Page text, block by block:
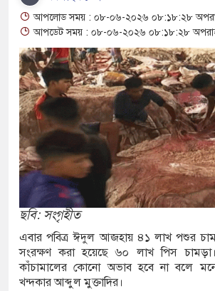
পর ব্যাটেই জবাব, অস্ট্রেলিয়ার বিপক্ষে
ক্রীড়াবিদদের জন্য আন্তর্জাতিক মানের জাতীয়
আয়োজন করবে সরকার
সিদ্ধান্তের বার্তা রিয়ালের, চুক্তি নবায়নে জোর
লোকশিল্পী স্বাগত দে আর নেই, শোকের ছায়া
বাংলাদেশিদের সতর্ক করল ঢাকাস্থ ভারতীয়
আপলোড সময় : ০৮-০৬-২০২৬ ০৮:১৮:২৮
আপডেট সময় : ০৮-০৬-২০২৬ ০৮:১৮:২৮
ছবি: সংগৃহীত
এবার পবিত্র ঈদুল আজহায় ৪১ লাখ পশুর
সংরক্ষণ করা হয়েছে ৬০ লাখ পিস
কাঁচামালের কোনো অভাব হবে না বলে মনে
খন্দকার আব্দুল মুক্তাদির।